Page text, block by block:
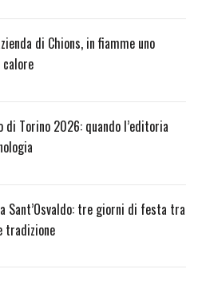
di Chions, in fiamme uno
di Torino 2026: quando l’editoria
Sant’Osvaldo: tre giorni di festa tra
tradizione